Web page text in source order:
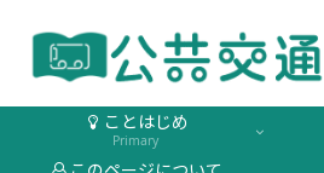
ことはじめ
Primary